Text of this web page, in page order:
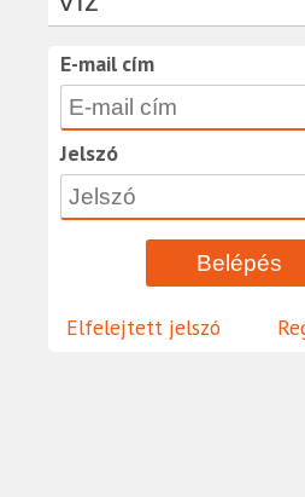
E-mail cím
Jelszó
Elfelejtett jelszó